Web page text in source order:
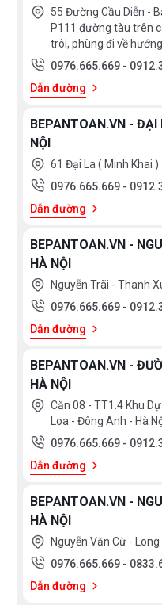
55 Đường Cầu Diễn -
P111 đường tàu trên
trôi, phùng đi về
0976.665.669 -
Dẫn đường
BEPANTOAN.VN -
NỘI
61 Đại La ( Minh Khai )
0976.665.669 -
Dẫn đường
BEPANTOAN.VN -
HÀ NỘI
Nguyễn Trãi - Thanh
0976.665.669 -
Dẫn đường
BEPANTOAN.VN -
HÀ NỘI
Căn 08 - TT1.4 Khu
Loa - Đông Anh - Hà
0976.665.669 -
Dẫn đường
BEPANTOAN.VN -
HÀ NỘI
Nguyễn Văn Cừ - Long
0976.665.669 -
Dẫn đường